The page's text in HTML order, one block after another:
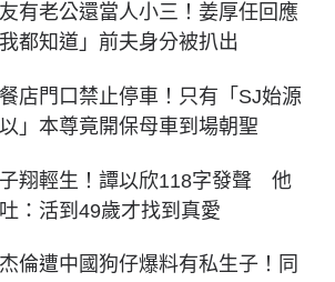
有老公還當人小三！姜厚任回應
我都知道」前夫身分被扒出
店門口禁止停車！只有「SJ始源
」本尊竟開保母車到場朝聖
翔輕生！譚以欣118字發聲 他
：活到49歲才找到真愛
倫遭中國狗仔爆料有私生子！同